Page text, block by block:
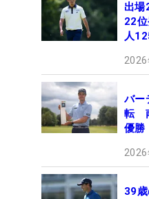
出場
22
人
2026
バー
転
優勝
2026
39